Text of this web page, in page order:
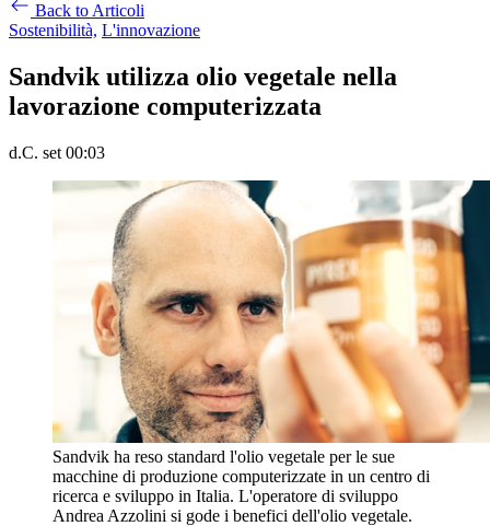
Back to Articoli
Sostenibilità, L'innovazione
Sandvik utilizza olio vegetale nella
lavorazione computerizzata
d.C. set 00:03
Sandvik ha reso standard l'olio vegetale per le sue
macchine di produzione computerizzate in un centro di
ricerca e sviluppo in Italia. L'operatore di sviluppo
Andrea Azzolini si gode i benefici dell'olio vegetale.